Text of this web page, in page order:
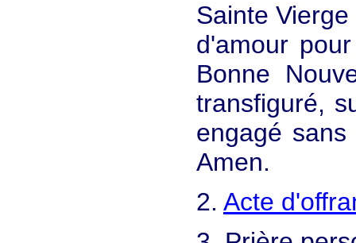
Sainte
d'amour
Bonne
transfiguré,
engagé
Amen.
2. Acte